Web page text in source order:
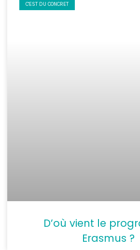
C'EST DU CONCRET
D’où vient le
Erasmus ?